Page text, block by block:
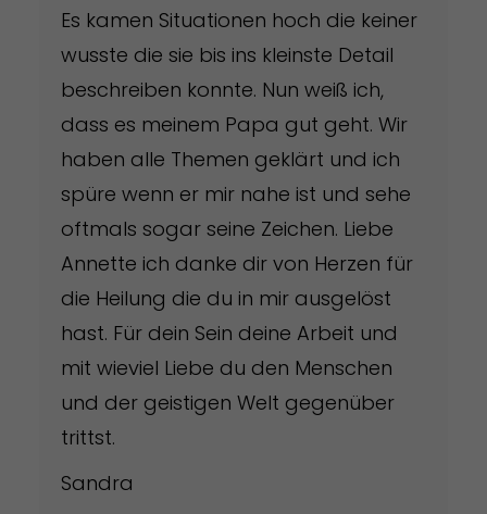
Es kamen Situationen hoch die keiner
wusste die sie bis ins kleinste Detail
beschreiben konnte. Nun weiß ich,
dass es meinem Papa gut geht. Wir
haben alle Themen geklärt und ich
spüre wenn er mir nahe ist und sehe
oftmals sogar seine Zeichen. Liebe
Annette ich danke dir von Herzen für
die Heilung die du in mir ausgelöst
hast. Für dein Sein deine Arbeit und
mit wieviel Liebe du den Menschen
und der geistigen Welt gegenüber
trittst.
Sandra